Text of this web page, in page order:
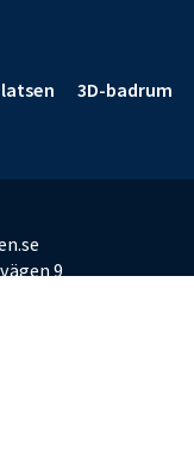
3D-badrum
9